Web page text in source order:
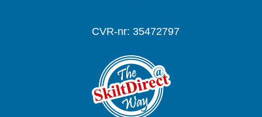
CVR-nr: 35472797